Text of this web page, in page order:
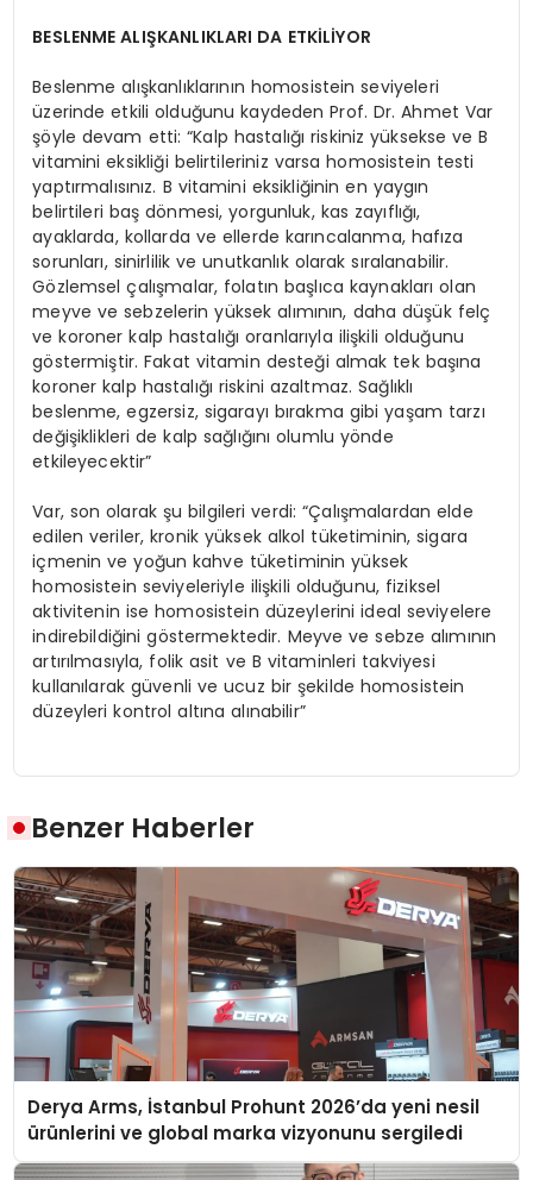
BESLENME ALIŞKANLIKLARI DA ETKİLİYOR
Beslenme alışkanlıklarının homosistein seviyeleri
üzerinde etkili olduğunu kaydeden Prof. Dr. Ahmet Var
şöyle devam etti: “Kalp hastalığı riskiniz yüksekse ve B
vitamini eksikliği belirtileriniz varsa homosistein testi
yaptırmalısınız. B vitamini eksikliğinin en yaygın
belirtileri baş dönmesi, yorgunluk, kas zayıflığı,
ayaklarda, kollarda ve ellerde karıncalanma, hafıza
sorunları, sinirlilik ve unutkanlık olarak sıralanabilir.
Gözlemsel çalışmalar, folatın başlıca kaynakları olan
meyve ve sebzelerin yüksek alımının, daha düşük felç
ve koroner kalp hastalığı oranlarıyla ilişkili olduğunu
göstermiştir. Fakat vitamin desteği almak tek başına
koroner kalp hastalığı riskini azaltmaz. Sağlıklı
beslenme, egzersiz, sigarayı bırakma gibi yaşam tarzı
değişiklikleri de kalp sağlığını olumlu yönde
etkileyecektir”
Var, son olarak şu bilgileri verdi: “Çalışmalardan elde
edilen veriler, kronik yüksek alkol tüketiminin, sigara
içmenin ve yoğun kahve tüketiminin yüksek
homosistein seviyeleriyle ilişkili olduğunu, fiziksel
aktivitenin ise homosistein düzeylerini ideal seviyelere
indirebildiğini göstermektedir. Meyve ve sebze alımının
artırılmasıyla, folik asit ve B vitaminleri takviyesi
kullanılarak güvenli ve ucuz bir şekilde homosistein
düzeyleri kontrol altına alınabilir”
Benzer Haberler
Derya Arms, İstanbul Prohunt 2026’da yeni nesil
ürünlerini ve global marka vizyonunu sergiledi